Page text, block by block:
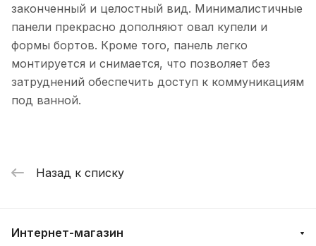
законченный и целостный вид. Минималистичные
панели прекрасно дополняют овал купели и
формы бортов. Кроме того, панель легко
монтируется и снимается, что позволяет без
затруднений обеспечить доступ к коммуникациям
под ванной.
Назад к списку
Интернет-магазин